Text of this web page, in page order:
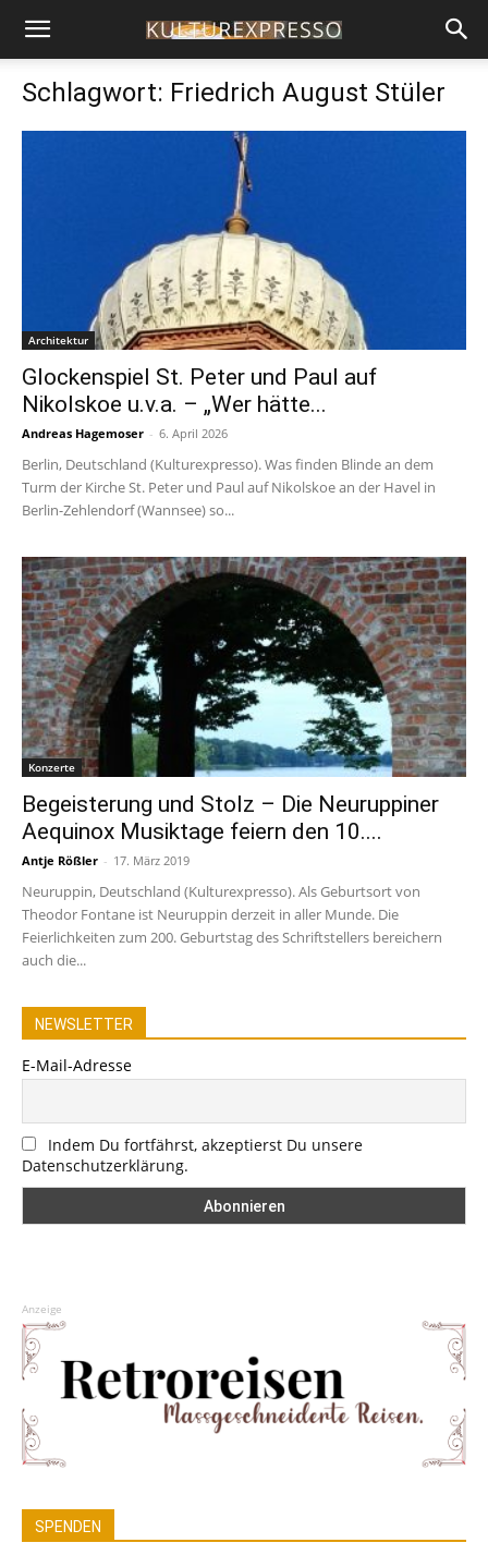
Schlagwort: Friedrich August Stüler
Architektur
Glockenspiel St. Peter und Paul auf
Nikolskoe u.v.a. – „Wer hätte...
Andreas Hagemoser - 6. April 2026
Berlin, Deutschland (Kulturexpresso). Was finden Blinde an dem
Turm der Kirche St. Peter und Paul auf Nikolskoe an der Havel in
Berlin-Zehlendorf (Wannsee) so...
Konzerte
Begeisterung und Stolz – Die Neuruppiner
Aequinox Musiktage feiern den 10....
Antje Rößler - 17. März 2019
Neuruppin, Deutschland (Kulturexpresso). Als Geburtsort von
Theodor Fontane ist Neuruppin derzeit in aller Munde. Die
Feierlichkeiten zum 200. Geburtstag des Schriftstellers bereichern
auch die...
NEWSLETTER
E-Mail-Adresse
Indem Du fortfährst, akzeptierst Du unsere
Datenschutzerklärung.
Anzeige
SPENDEN